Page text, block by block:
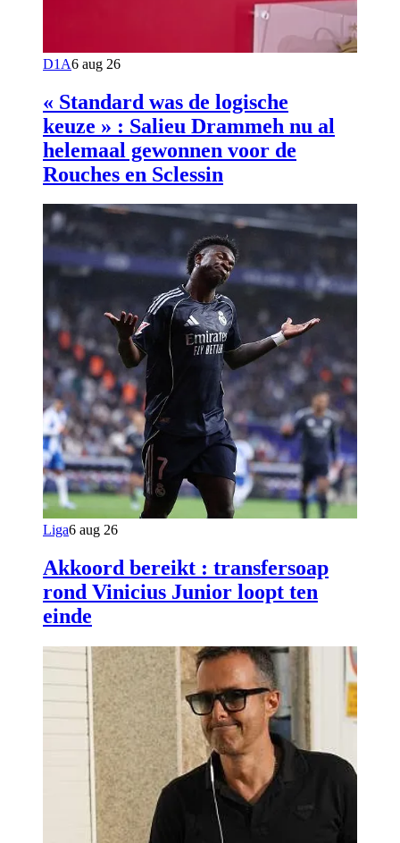
D1A6 aug 26
« Standard was de logische
keuze » : Salieu Drammeh nu al
helemaal gewonnen voor de
Rouches en Sclessin
Liga6 aug 26
Akkoord bereikt : transfersoap
rond Vinicius Junior loopt ten
einde